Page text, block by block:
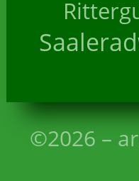
©2026 –